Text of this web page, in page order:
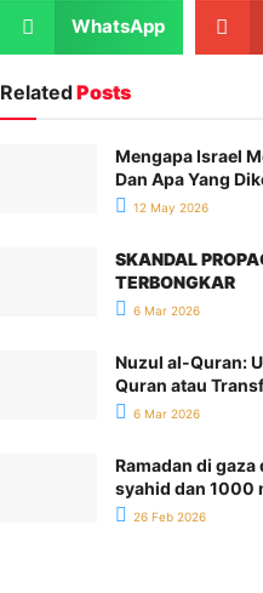
WhatsApp
RelatedPosts
Mengapa Israel
Dan Apa Yang
12 May 2026
SKANDAL
TERBONGKAR
6 Mar 2026
Nuzul al-Quran:
Quran atau
6 Mar 2026
Ramadan di
syahid dan 1000
26 Feb 2026